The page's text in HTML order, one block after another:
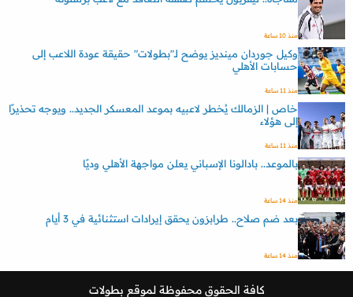
منذ 10 ساعة
وكيل جوردان مينديز يوضح لـ"بطولات" حقيقة عودة اللاعب إلى
حسابات الأهلي
منذ 11 ساعة
خاص | الزمالك يُخطر لاعبيه بموعد المعسكر الجديد.. ويوجه تحذيرًا
إلى هؤلاء
منذ 11 ساعة
بالموعد.. بادالونا الإسباني يعلن مواجهة الأهلي وديًا
منذ 14 ساعة
بعد ضم صلاح.. طرابزون يحقق إيرادات استثنائية في 3 أيام
منذ 14 ساعة
كافة الحقوق محفوظة لموقع بطولات